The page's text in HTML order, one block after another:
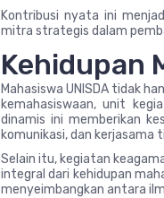
Kontribusi nyata ini
mitra strategis dalam
Kehidupan
Mahasiswa UNISDA tidak
kemahasiswaan, unit
dinamis ini memberikan
komunikasi, dan kerjasama
Selain itu, kegiatan
integral dari kehidupan
menyeimbangkan antara